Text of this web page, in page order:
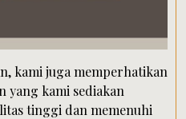
kami juga memperhatikan
yang kami sediakan
tinggi dan memenuhi